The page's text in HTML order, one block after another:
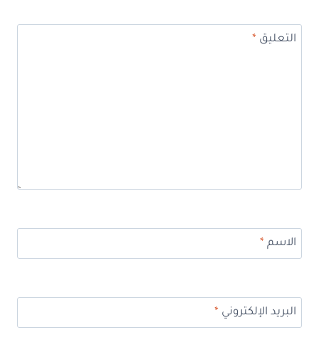
التعليق*
الاسم*
البريد الإلكتروني*